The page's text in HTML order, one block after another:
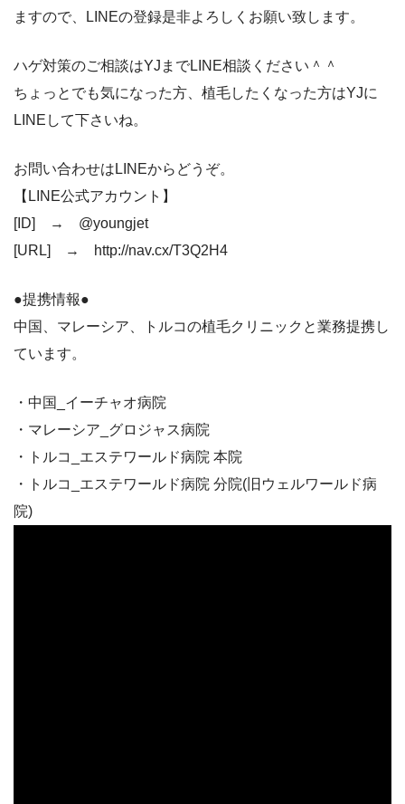
ますので、LINEの登録是非よろしくお願い致します。
ハゲ対策のご相談はYJまでLINE相談ください＾＾
ちょっとでも気になった方、植毛したくなった方はYJに
LINEして下さいね。
お問い合わせはLINEからどうぞ。
【LINE公式アカウント】
[ID] → @youngjet
[URL] → http://nav.cx/T3Q2H4
●提携情報●
中国、マレーシア、トルコの植毛クリニックと業務提携し
ています。
・中国_イーチャオ病院
・マレーシア_グロジャス病院
・トルコ_エステワールド病院 本院
・トルコ_エステワールド病院 分院(旧ウェルワールド病
院)